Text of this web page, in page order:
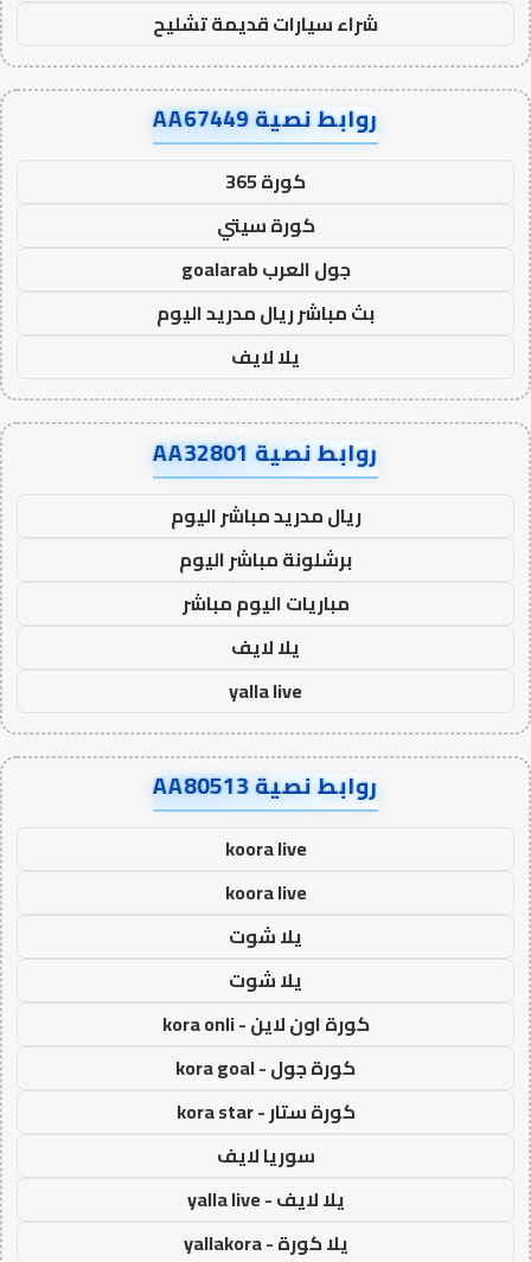
شراء سيارات قديمة تشليح
روابط نصية AA67449
كورة 365
كورة سيتي
جول العرب goalarab
بث مباشر ريال مدريد اليوم
يلا لايف
روابط نصية AA32801
ريال مدريد مباشر اليوم
برشلونة مباشر اليوم
مباريات اليوم مباشر
يلا لايف
yalla live
روابط نصية AA80513
koora live
koora live
يلا شوت
يلا شوت
كورة اون لاين - kora onli
كورة جول - kora goal
كورة ستار - kora star
سوريا لايف
يلا لايف - yalla live
يلا كورة - yallakora